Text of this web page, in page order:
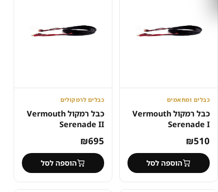
כבלים ומתאמים
כבל רמקול Vermouth
Serenade I
₪510
הוספה לסל
כבלים לרמקולים
כבל רמקול Vermouth
Serenade II
₪695
הוספה לסל